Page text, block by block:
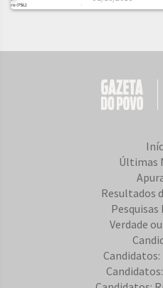
Últimas
Resultados
Verdade